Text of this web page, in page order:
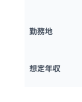
勤務地
想定年収